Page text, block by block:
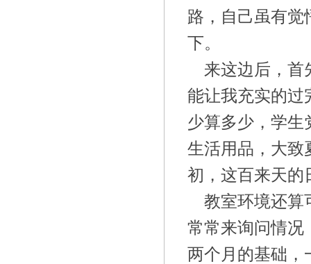
路，自己虽有觉
下。
来这边后，首
能让我充实的过
少算多少，学生
生活用品，大致
初，这百来天的
教室环境还算
常常来询问情况
两个月的基础，